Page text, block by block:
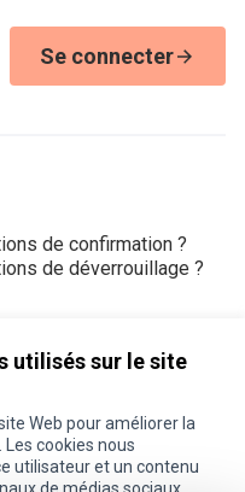
utilisés sur le site
Web pour améliorer la
cookies nous
utilisateur et un contenu
Se connecter
de confirmation ?
de déverrouillage ?